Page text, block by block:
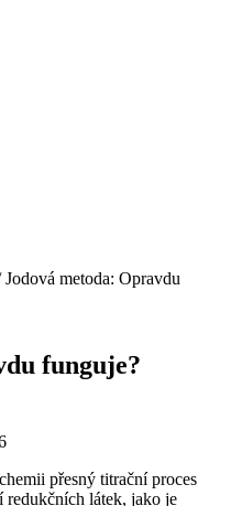
Jodová metoda: Opravdu
funguje?
přesný titrační proces
redukčních látek, jako je